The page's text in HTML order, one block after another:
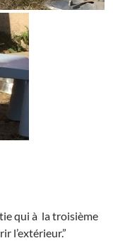
qui à la troisième
l’extérieur.”